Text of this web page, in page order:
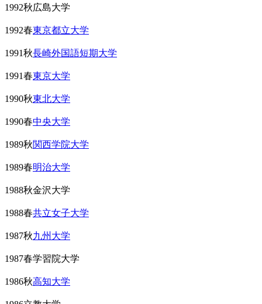
1992秋広島大学
1992春東京都立大学
1991秋長崎外国語短期大学
1991春東京大学
1990秋東北大学
1990春中央大学
1989秋関西学院大学
1989春明治大学
1988秋金沢大学
1988春共立女子大学
1987秋九州大学
1987春学習院大学
1986秋高知大学